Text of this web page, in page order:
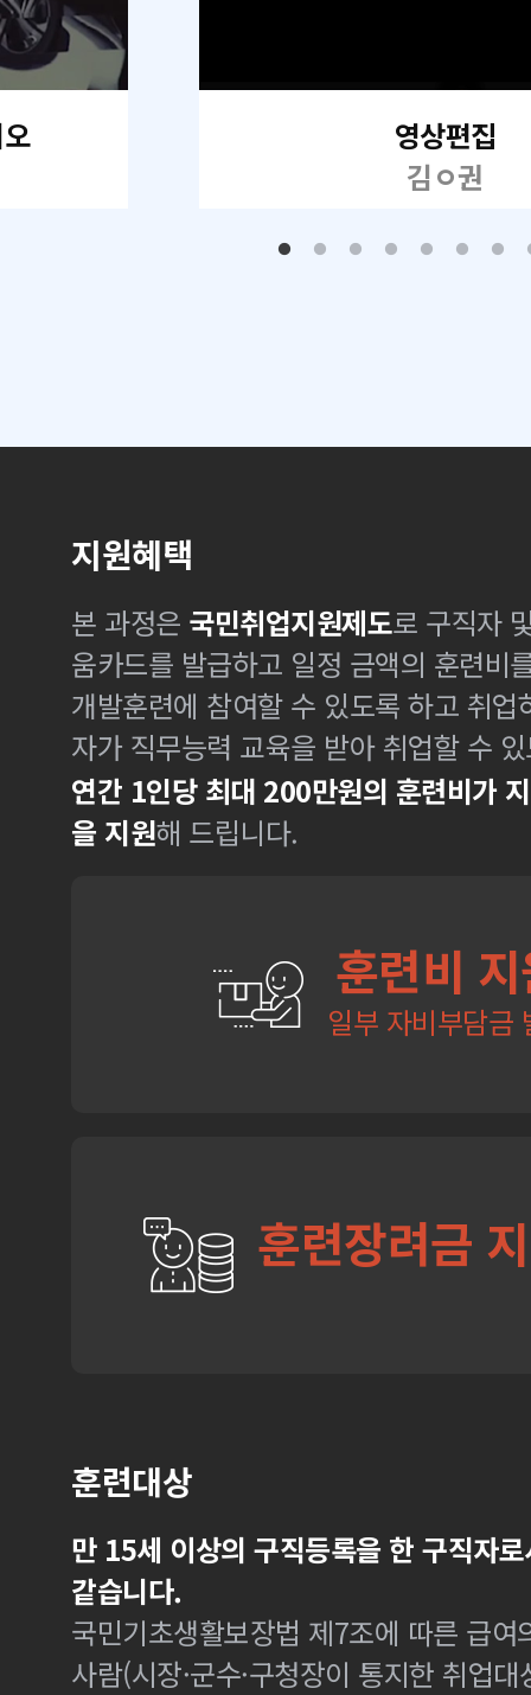
영상편집
김ㅇ권
지원혜택
본 과정은 국민취업지원제도로 구직자
움카드를 발급하고 일정 금액의 훈련비
개발훈련에 참여할 수 있도록 하고 취
자가 직무능력 교육을 받아 취업할 수
연간 1인당 최대 200만원의 훈련비가
을 지원해 드립니다.
훈련비
일부 자비부담금
훈련장려금
훈련대상
만 15세 이상의 구직등록을 한 구직자
같습니다.
국민기초생활보장법 제7조에 따른 급
사람(시장·군수·구청장이 통지한 취업